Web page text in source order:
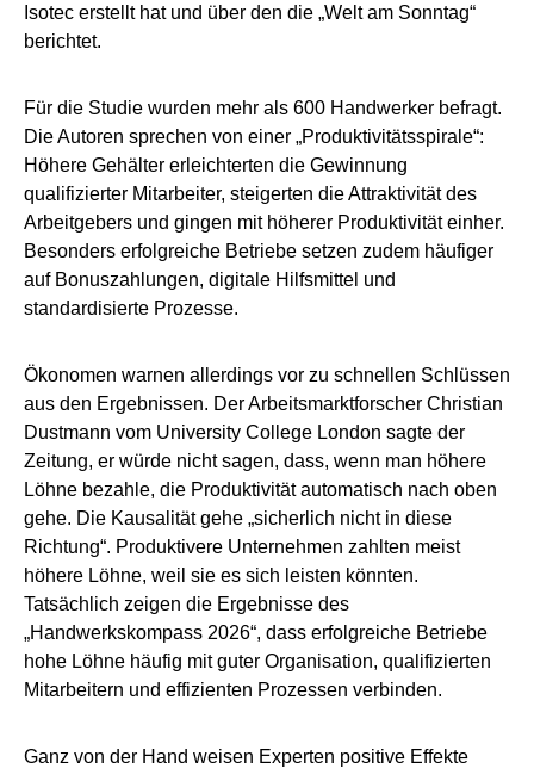
Isotec erstellt hat und über den die „Welt am Sonntag“
berichtet.
Für die Studie wurden mehr als 600 Handwerker befragt.
Die Autoren sprechen von einer „Produktivitätsspirale“:
Höhere Gehälter erleichterten die Gewinnung
qualifizierter Mitarbeiter, steigerten die Attraktivität des
Arbeitgebers und gingen mit höherer Produktivität einher.
Besonders erfolgreiche Betriebe setzen zudem häufiger
auf Bonuszahlungen, digitale Hilfsmittel und
standardisierte Prozesse.
Ökonomen warnen allerdings vor zu schnellen Schlüssen
aus den Ergebnissen. Der Arbeitsmarktforscher Christian
Dustmann vom University College London sagte der
Zeitung, er würde nicht sagen, dass, wenn man höhere
Löhne bezahle, die Produktivität automatisch nach oben
gehe. Die Kausalität gehe „sicherlich nicht in diese
Richtung“. Produktivere Unternehmen zahlten meist
höhere Löhne, weil sie es sich leisten könnten.
Tatsächlich zeigen die Ergebnisse des
„Handwerkskompass 2026“, dass erfolgreiche Betriebe
hohe Löhne häufig mit guter Organisation, qualifizierten
Mitarbeitern und effizienten Prozessen verbinden.
Ganz von der Hand weisen Experten positive Effekte